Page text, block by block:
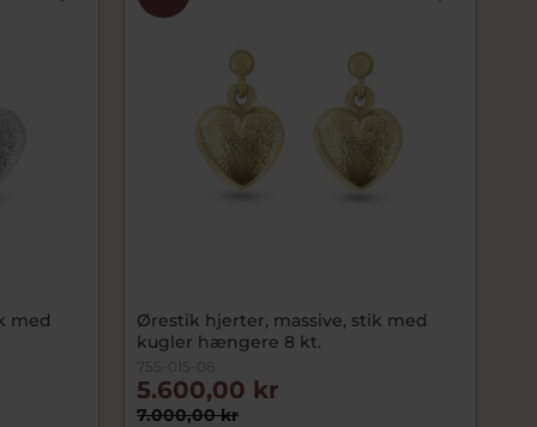
med
Ørestik hjerter, massive, stik med
kugler hængere 8 kt.
755-015-08
7.000,00 kr
5.600,00 kr